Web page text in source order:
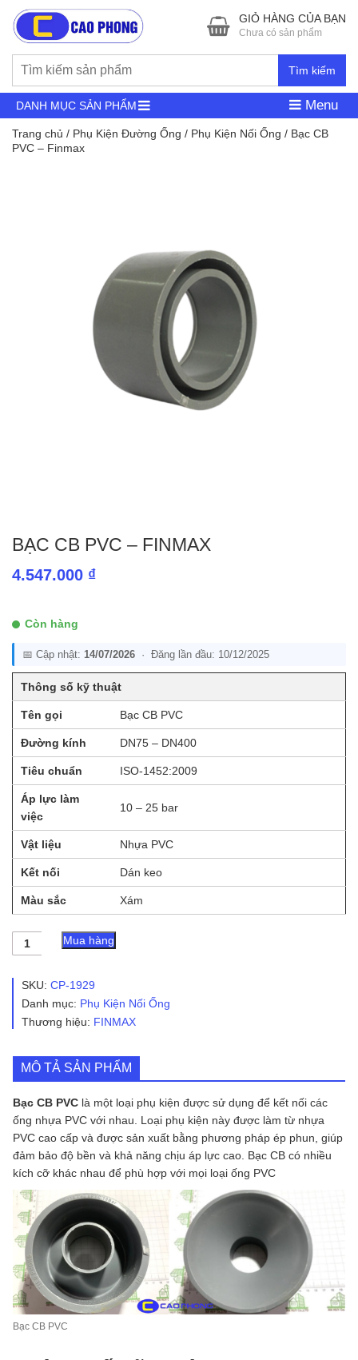
Tìm kiếm
GIỎ HÀNG CỦA BẠN
Chưa có sản phẩm
DANH MỤC SẢN PHẨM Menu
Trang chủ / Phụ Kiện Đường Ống / Phụ Kiện Nối Ống / Bạc CB
PVC – Finmax
BẠC CB PVC – FINMAX
4.547.000 ₫
Còn hàng
📅 Cập nhật: 14/07/2026 · Đăng lần đầu: 10/12/2025
Thông số kỹ thuật
Tên gọi Bạc CB PVC
Đường kính DN75 – DN400
Tiêu chuẩn ISO-1452:2009
Áp lực làm
việc
10 – 25 bar
Vật liệu Nhựa PVC
Kết nối Dán keo
Màu sắc Xám
Bạc
CB
-
số
lượng
Mua hàng
SKU: CP-1929
Danh mục: Phụ Kiện Nối Ống
Thương hiệu: FINMAX
MÔ TẢ SẢN PHẨM
Bạc CB PVC là một loại phụ kiện được sử dụng để kết nối các
ống nhựa PVC với nhau. Loại phụ kiện này được làm từ nhựa
PVC cao cấp và được sản xuất bằng phương pháp ép phun, giúp
đảm bảo độ bền và khả năng chịu áp lực cao. Bạc CB có nhiều
kích cỡ khác nhau để phù hợp với mọi loại ống PVC
Bạc CB PVC